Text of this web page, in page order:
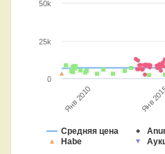
Средняя цена
Habe
Янв 2010 Янв
0
25k
50k